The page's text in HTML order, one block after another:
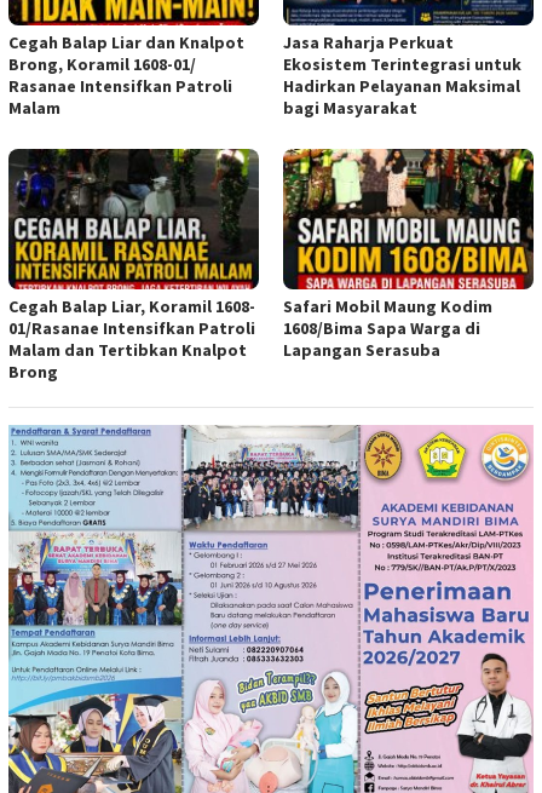
Cegah Balap Liar dan Knalpot
Brong, Koramil 1608-01/
Rasanae Intensifkan Patroli
Malam
Jasa Raharja Perkuat
Ekosistem Terintegrasi untuk
Hadirkan Pelayanan Maksimal
bagi Masyarakat
Cegah Balap Liar, Koramil 1608-
01/Rasanae Intensifkan Patroli
Malam dan Tertibkan Knalpot
Brong
Safari Mobil Maung Kodim
1608/Bima Sapa Warga di
Lapangan Serasuba